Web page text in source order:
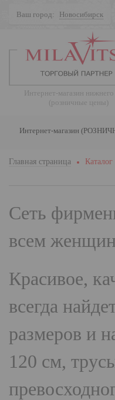
Ваш город: Новосибирск
Интернет-магазин нижнего
(розничные цены)
Интернет-магазин
Главная страница Каталог
Сеть
всем
Красивое,
всегда
размеров и
120 см,